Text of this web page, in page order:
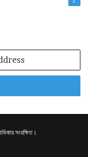
সংরক্ষিত।